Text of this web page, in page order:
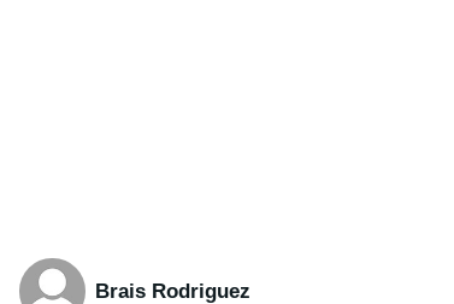
Brais Rodriguez